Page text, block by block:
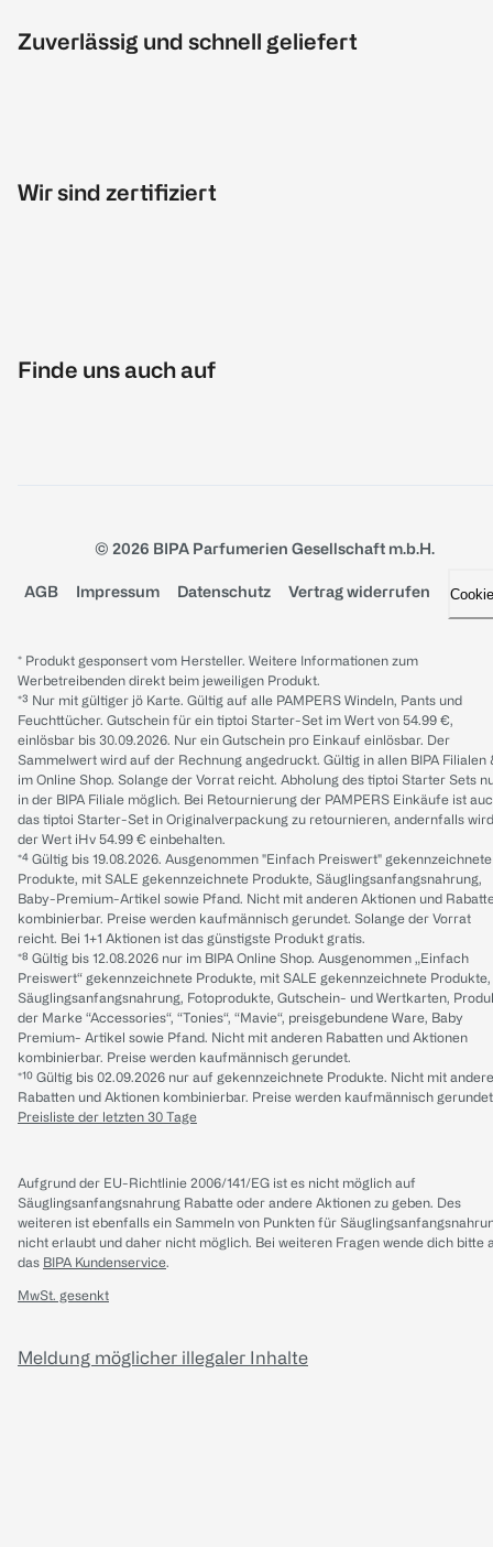
Zuverlässig und schnell geliefert
Wir sind zertifiziert
Finde uns auch auf
© 2026 BIPA Parfumerien Gesellschaft m.b.H.
AGB Impressum Datenschutz Vertrag widerrufen
* Produkt gesponsert vom Hersteller. Weitere Informationen zum
Werbetreibenden direkt beim jeweiligen Produkt.
*³ Nur mit gültiger jö Karte. Gültig auf alle PAMPERS Windeln, Pants und
Feuchttücher. Gutschein für ein tiptoi Starter-Set im Wert von 54.99 €,
einlösbar bis 30.09.2026. Nur ein Gutschein pro Einkauf einlösbar. Der
Sammelwert wird auf der Rechnung angedruckt. Gültig in allen BIPA Filialen
im Online Shop. Solange der Vorrat reicht. Abholung des tiptoi Starter Sets
in der BIPA Filiale möglich. Bei Retournierung der PAMPERS Einkäufe ist
das tiptoi Starter-Set in Originalverpackung zu retournieren, andernfalls wird
der Wert iHv 54.99 € einbehalten.
*⁴ Gültig bis 19.08.2026. Ausgenommen "Einfach Preiswert" gekennzeichnete
Produkte, mit SALE gekennzeichnete Produkte, Säuglingsanfangsnahrung,
Baby-Premium-Artikel sowie Pfand. Nicht mit anderen Aktionen und
kombinierbar. Preise werden kaufmännisch gerundet. Solange der Vorrat
reicht. Bei 1+1 Aktionen ist das günstigste Produkt gratis.
*⁸ Gültig bis 12.08.2026 nur im BIPA Online Shop. Ausgenommen „Einfach
Preiswert“ gekennzeichnete Produkte, mit SALE gekennzeichnete Produkte,
Säuglingsanfangsnahrung, Fotoprodukte, Gutschein- und Wertkarten,
der Marke “Accessories“, “Tonies“, “Mavie“, preisgebundene Ware, Baby
Premium- Artikel sowie Pfand. Nicht mit anderen Rabatten und Aktionen
kombinierbar. Preise werden kaufmännisch gerundet.
*¹⁰ Gültig bis 02.09.2026 nur auf gekennzeichnete Produkte. Nicht mit
Rabatten und Aktionen kombinierbar. Preise werden kaufmännisch
Preisliste der letzten 30 Tage
Aufgrund der EU-Richtlinie 2006/141/EG ist es nicht möglich auf
Säuglingsanfangsnahrung Rabatte oder andere Aktionen zu geben. Des
weiteren ist ebenfalls ein Sammeln von Punkten für
nicht erlaubt und daher nicht möglich. Bei weiteren Fragen wende dich bitte
das BIPA Kundenservice.
MwSt. gesenkt
Meldung möglicher illegaler Inhalte